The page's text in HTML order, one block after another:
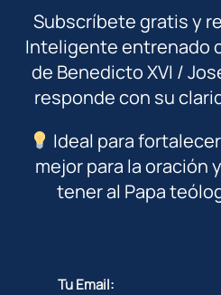
Subscríbete gratis y
Inteligente entrenado
de Benedicto XVI /
responde con su
Ideal para
mejor para la oración
tener al Papa
Tu Email: